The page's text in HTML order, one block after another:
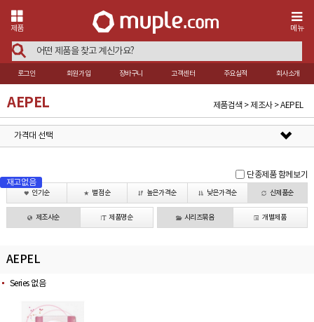
제품 메뉴
로그인 회원가입 장바구니 고객센터 주요실적 회사소개
AEPEL 제품검색 > 제조사 > AEPEL
가격대 선택
단종제품 함께보기
인기순 별점순 높은가격순 낮은가격순 신제품순
제조사순 제품명순 시리즈묶음 개별제품
AEPEL
Series 없음
재고없음